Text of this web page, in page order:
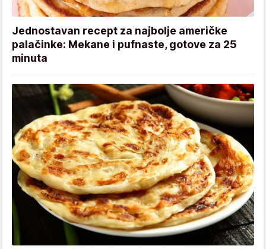
Jednostavan recept za najbolje američke
palačinke: Mekane i pufnaste, gotove za 25
minuta